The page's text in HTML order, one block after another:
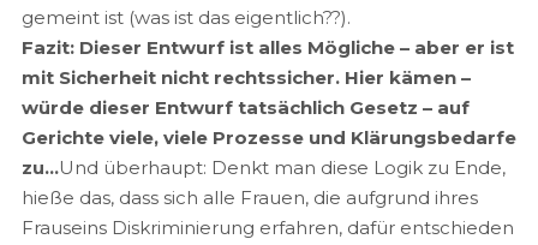
gemeint ist (was ist das eigentlich??).
Fazit: Dieser Entwurf ist alles Mögliche – aber er ist
mit Sicherheit nicht rechtssicher. Hier kämen –
würde dieser Entwurf tatsächlich Gesetz – auf
Gerichte viele, viele Prozesse und Klärungsbedarfe
zu…Und überhaupt: Denkt man diese Logik zu Ende,
hieße das, dass sich alle Frauen, die aufgrund ihres
Frauseins Diskriminierung erfahren, dafür entschieden